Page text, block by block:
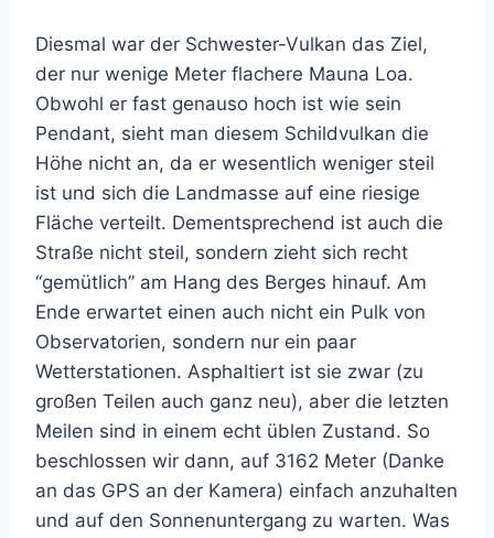
Diesmal war der Schwester-Vulkan das Ziel,
der nur wenige Meter flachere Mauna Loa.
Obwohl er fast genauso hoch ist wie sein
Pendant, sieht man diesem Schildvulkan die
Höhe nicht an, da er wesentlich weniger steil
ist und sich die Landmasse auf eine riesige
Fläche verteilt. Dementsprechend ist auch die
Straße nicht steil, sondern zieht sich recht
“gemütlich” am Hang des Berges hinauf. Am
Ende erwartet einen auch nicht ein Pulk von
Observatorien, sondern nur ein paar
Wetterstationen. Asphaltiert ist sie zwar (zu
großen Teilen auch ganz neu), aber die letzten
Meilen sind in einem echt üblen Zustand. So
beschlossen wir dann, auf 3162 Meter (Danke
an das GPS an der Kamera) einfach anzuhalten
und auf den Sonnenuntergang zu warten. Was